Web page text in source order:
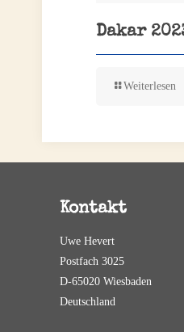
Dakar
Weiterlesen
Kontakt
Uwe Hevert
Postfach 3025
D-65020 Wiesbaden
Deutschland